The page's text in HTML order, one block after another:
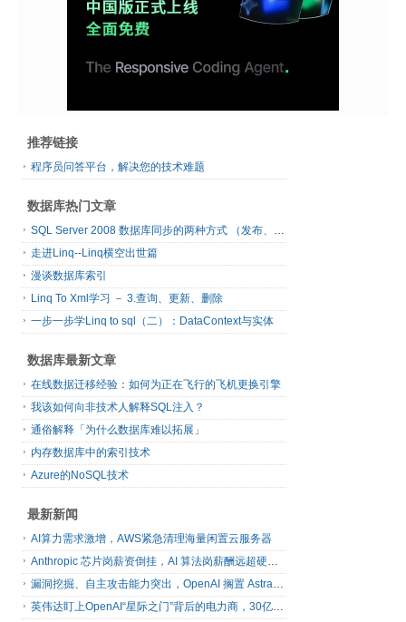
推荐链接
程序员问答平台，解决您的技术难题
数据库热门文章
SQL Server 2008 数据库同步的两种方式 （发布、订阅）
走进Linq--Linq横空出世篇
漫谈数据库索引
Linq To Xml学习 － 3.查询、更新、删除
一步一步学Linq to sql（二）：DataContext与实体
数据库最新文章
在线数据迁移经验：如何为正在飞行的飞机更换引擎
我该如何向非技术人解释SQL注入？
通俗解释「为什么数据库难以拓展」
内存数据库中的索引技术
Azure的NoSQL技术
最新新闻
AI算力需求激增，AWS紧急清理海量闲置云服务器
Anthropic 芯片岗薪资倒挂，AI 算法岗薪酬远超硬件工程师
漏洞挖掘、自主攻击能力突出，OpenAI 搁置 Astra 模型发布
英伟达盯上OpenAI“星际之门”背后的电力商，30亿美元直接入股